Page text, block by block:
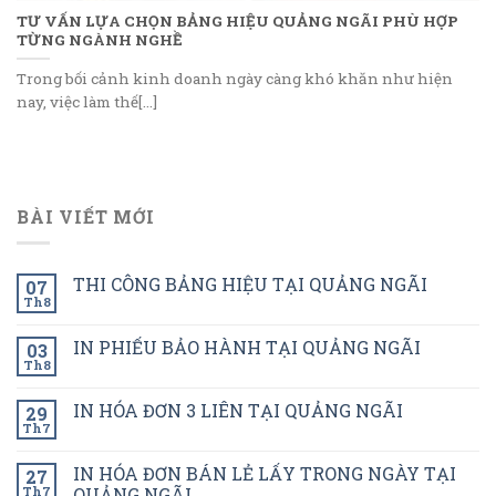
TƯ VẤN LỰA CHỌN BẢNG HIỆU QUẢNG NGÃI PHÙ HỢP
TỪNG NGÀNH NGHỀ
Trong bối cảnh kinh doanh ngày càng khó khăn như hiện
nay, việc làm thế[...]
BÀI VIẾT MỚI
07
Th8
THI CÔNG BẢNG HIỆU TẠI QUẢNG NGÃI
03
Th8
IN PHIẾU BẢO HÀNH TẠI QUẢNG NGÃI
29
Th7
IN HÓA ĐƠN 3 LIÊN TẠI QUẢNG NGÃI
27
Th7
IN HÓA ĐƠN BÁN LẺ LẤY TRONG NGÀY TẠI